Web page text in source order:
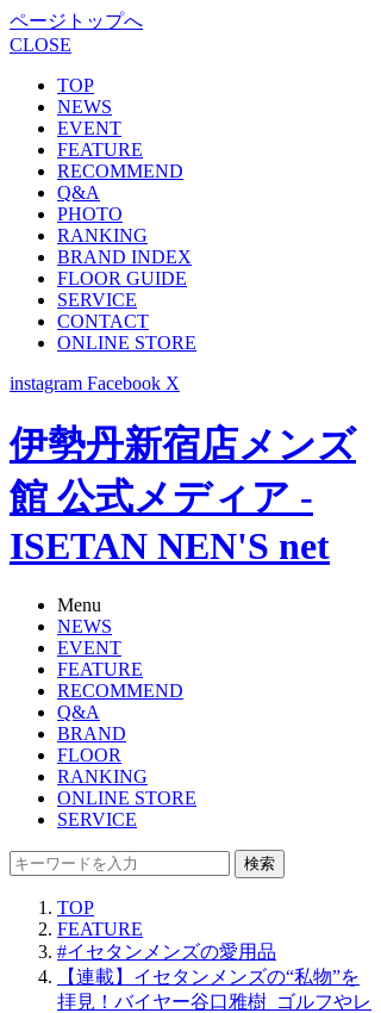
ページトップへ
CLOSE
TOP
NEWS
EVENT
FEATURE
RECOMMEND
Q&A
PHOTO
RANKING
BRAND INDEX
FLOOR GUIDE
SERVICE
CONTACT
ONLINE STORE
instagram Facebook X
伊勢丹新宿店メンズ
館 公式メディア -
ISETAN NEN'S net
Menu
NEWS
EVENT
FEATURE
RECOMMEND
Q&A
BRAND
FLOOR
RANKING
ONLINE STORE
SERVICE
検索
TOP
FEATURE
#イセタンメンズの愛用品
【連載】イセタンメンズの“私物”を
拝見！バイヤー谷口雅樹_ゴルフやレ